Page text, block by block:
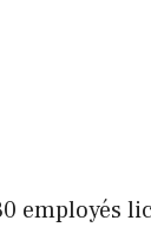
employés